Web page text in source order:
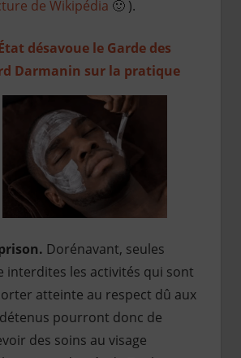
de Wikipédia 🙂 ).
désavoue le Garde des
Darmanin sur la pratique
Dorénavant, seules
les activités qui sont
atteinte au respect dû aux
pourront donc de
des soins au visage